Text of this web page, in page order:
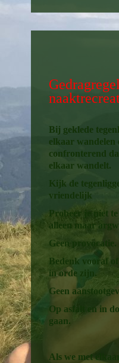
Bij geklede
elkaar
confronterend
elkaar wandelt.
Kijk de
vriendelijk
Probeer je niet
alleen maar
Geen provocatie.
Bedenk vooraf
in orde zijn.
Geen
Op asfalt en in
gaan.
Als we met